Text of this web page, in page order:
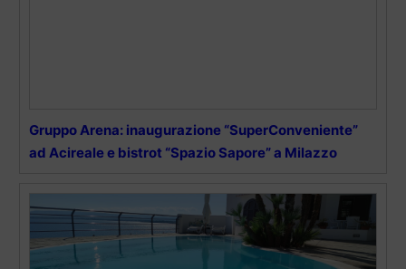
Gruppo Arena: inaugurazione “SuperConveniente”
ad Acireale e bistrot “Spazio Sapore” a Milazzo